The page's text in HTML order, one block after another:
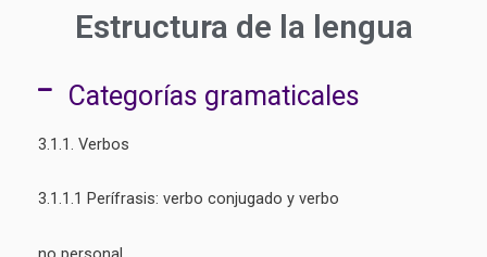
Estructura de la lengua
Categorías gramaticales
3.1.1. Verbos
3.1.1.1 Perífrasis: verbo conjugado y verbo